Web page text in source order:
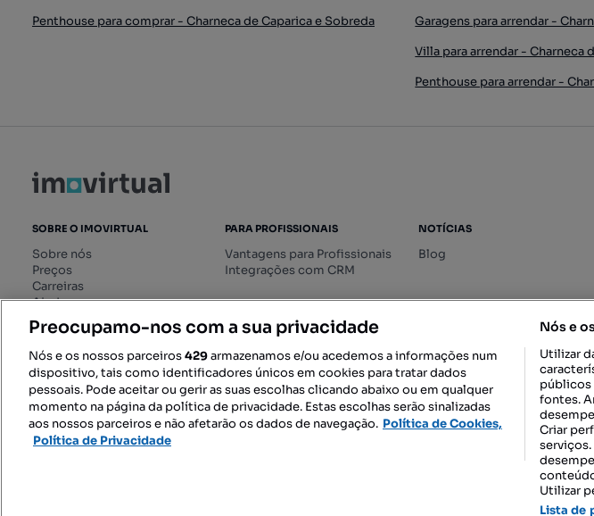
Penthouse para comprar - Charneca de Caparica e Sobreda
Garagens para arrendar -
Villa para arrendar - Charneca
Penthouse para arrendar -
SOBRE O IMOVIRTUAL
Sobre nós
Preços
Carreiras
Ajuda
Livro de Reclamações online
Regulamento dos Serviços
Digitais
PARA PROFISSIONAIS
Vantagens para Profissionais
Integrações com CRM
NOTÍCIAS
Blog
SIGA-NOS:
TERMOS DE UTILIZAÇÃO
Preocupamo-nos com a sua privacidade
Nós e os nossos parceiros429armazenamos e/ou acedemos a informações num
dispositivo, tais como identificadores únicos em cookies para tratar dados
pessoais. Pode aceitar ou gerir as suas escolhas clicando abaixo ou em qualquer
momento na página da política de privacidade. Estas escolhas serão sinalizadas
aos nossos parceiros e não afetarão os dados de navegação. Política de Cookies,
Política de Privacidade
Nós e
Utilizar
públicos
fontes.
Criar
Utilizar
Lista de